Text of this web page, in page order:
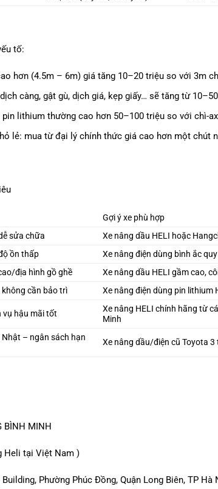
tố:
hơn (4.5m – 6m) giá tăng 10–20 triệu so với 3m
càng, gật gù, dịch giá, kẹp giấy… sẽ tăng từ
pin lithium thường cao hơn 50–100 triệu so với chì-
lẻ: mua từ đại lý chính thức giá cao hơn một chút
Gợi ý xe phù hợp
sửa chữa
Xe nâng dầu HELI hoặc
ồn thấp
Xe nâng điện dùng bình ắc
địa hình gồ ghề
Xe nâng dầu HELI gầm cao,
cần bảo trì
Xe nâng điện dùng pin lithium
vụ hậu mãi tốt
Xe nâng HELI chính hãng từ
Minh
– ngân sách hạn
Xe nâng dầu/điện cũ Toyota 3
BÌNH MINH
Heli tại Việt Nam )
Phường Phúc Đồng, Quận Long Biên, TP Hà